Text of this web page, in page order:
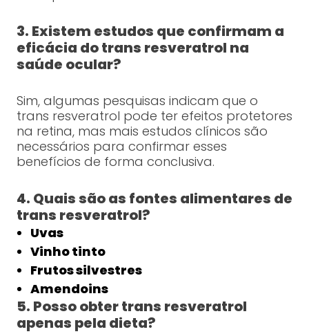
3. Existem estudos que confirmam a
eficácia do trans resveratrol na
saúde ocular?
Sim, algumas pesquisas indicam que o
trans resveratrol pode ter efeitos protetores
na retina, mas mais estudos clínicos são
necessários para confirmar esses
benefícios de forma conclusiva.
4. Quais são as fontes alimentares de
trans resveratrol?
Uvas
Vinho tinto
Frutos silvestres
Amendoins
5. Posso obter trans resveratrol
apenas pela dieta?